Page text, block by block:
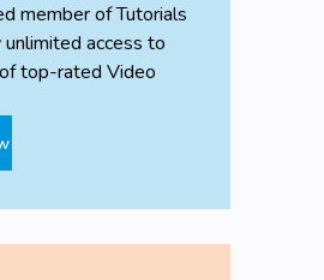
member of Tutorials
access to
top-rated Video